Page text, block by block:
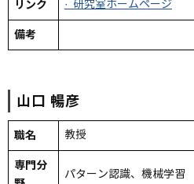
リンク · 研究室ホームページ
備考
山口 暢彦
職名 教授
専門分
パターン認識、機械学習